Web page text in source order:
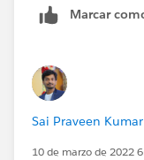
successfully
Thanks,
Marcar
Sai Praveen
10 de marzo de 2022